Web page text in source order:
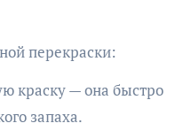
перекраски:
краску — она быстро
запаха.